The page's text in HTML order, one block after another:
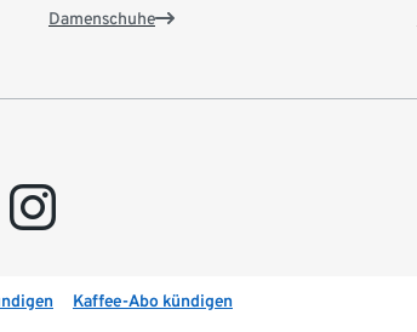
Damenschuhe
instagram
Kaffee-Abo kündigen